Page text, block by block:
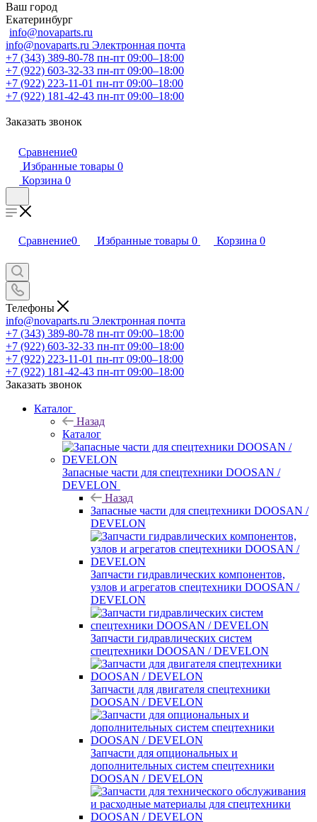
Ваш город
Екатеринбург
info@novaparts.ru
info@novaparts.ru Электронная почта
+7 (343) 389-80-78 пн-пт 09:00–18:00
+7 (922) 603-32-33 пн-пт 09:00–18:00
+7 (922) 223-11-01 пн-пт 09:00–18:00
+7 (922) 181-42-43 пн-пт 09:00–18:00
Заказать звонок
Сравнение0
Избранные товары 0
Корзина 0
Сравнение0 Избранные товары 0 Корзина 0
Телефоны
info@novaparts.ru Электронная почта
+7 (343) 389-80-78 пн-пт 09:00–18:00
+7 (922) 603-32-33 пн-пт 09:00–18:00
+7 (922) 223-11-01 пн-пт 09:00–18:00
+7 (922) 181-42-43 пн-пт 09:00–18:00
Заказать звонок
Каталог
Назад
Каталог
Запасные части для спецтехники DOOSAN /
DEVELON
Назад
Запасные части для спецтехники DOOSAN /
DEVELON
Запчасти гидравлических компонентов,
узлов и агрегатов спецтехники DOOSAN /
DEVELON
Запчасти гидравлических систем
спецтехники DOOSAN / DEVELON
Запчасти для двигателя спецтехники
DOOSAN / DEVELON
Запчасти для опциональных и
дополнительных систем спецтехники
DOOSAN / DEVELON